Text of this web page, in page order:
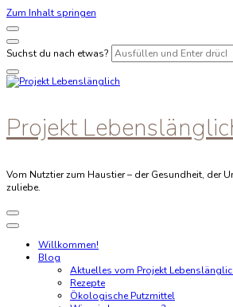
Zum Inhalt springen
Suchst du nach etwas?
Projekt
Vom Nutztier zum Haustier – der Gesundheit, der
zuliebe.
Willkommen!
Blog
Aktuelles vom Projekt
Rezepte
Ökologische Putzmittel